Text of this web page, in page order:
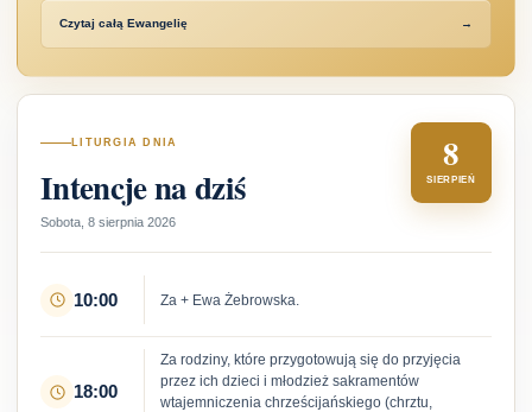
Czytaj całą Ewangelię →
LITURGIA DNIA
Intencje na dziś
Sobota, 8 sierpnia 2026
8
SIERPIEŃ
10:00 Za + Ewa Żebrowska.
18:00
Za rodziny, które przygotowują się do przyjęcia
przez ich dzieci i młodzież sakramentów
wtajemniczenia chrześcijańskiego (chrztu,